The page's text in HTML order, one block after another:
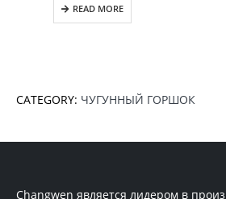
READ MORE
CATEGORY: ЧУГУННЫЙ ГОРШОК
Changwen является лидером в